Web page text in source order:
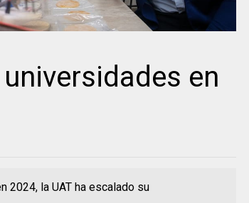
en
2024, la UAT ha escalado su